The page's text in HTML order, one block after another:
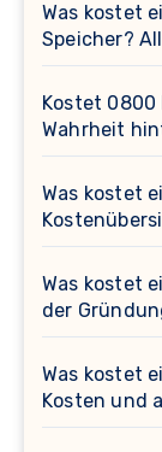
Was kostet
Speicher?
Kostet
Wahrheit
Was kostet
Was kostet
der
Was kostet
Kosten und